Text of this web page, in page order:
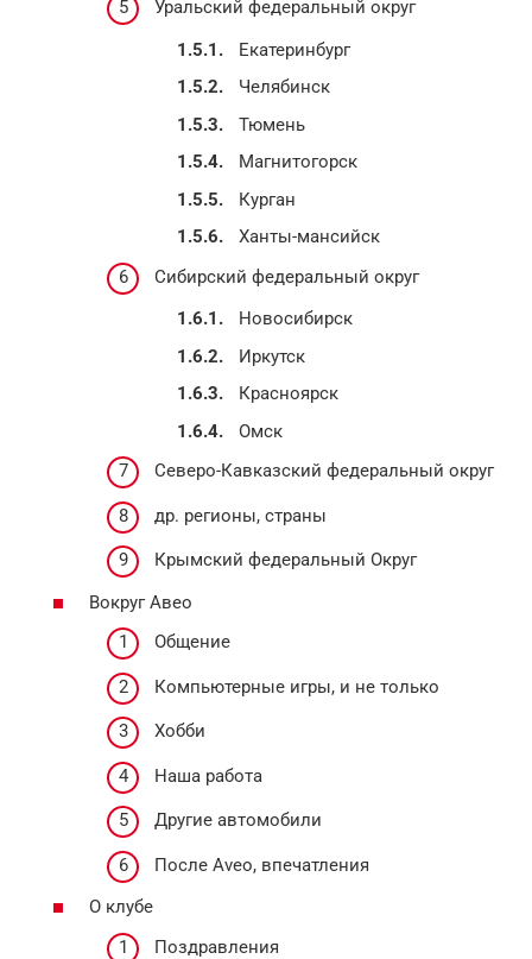
Уральский федеральный округ
Екатеринбург
Челябинск
Тюмень
Магнитогорск
Курган
Ханты-мансийск
Сибирский федеральный округ
Новосибирск
Иркутск
Красноярск
Омск
Северо-Кавказский федеральный округ
др. регионы, страны
Крымский федеральный Округ
Вокруг Авео
Общение
Компьютерные игры, и не только
Хобби
Наша работа
Другие автомобили
После Aveo, впечатления
О клубе
Поздравления